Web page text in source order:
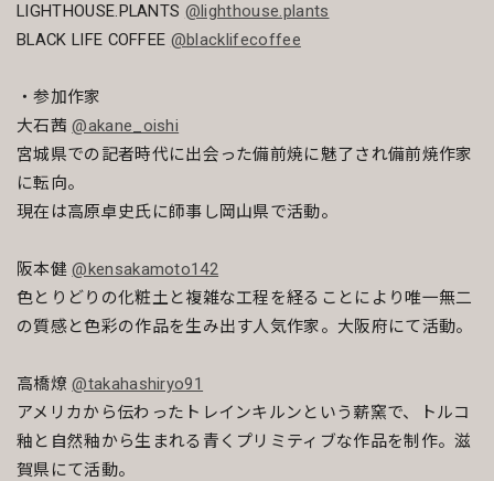
LIGHTHOUSE.PLANTS @lighthouse.plants
BLACK LIFE COFFEE @blacklifecoffee
・参加作家
大石茜@akane_oishi
宮城県での記者時代に出会った備前焼に魅了され備前焼作家
に転向。
現在は高原卓史氏に師事し岡山県で活動。
阪本健@kensakamoto142
色とりどりの化粧土と複雑な工程を経ることにより唯一無二
の質感と色彩の作品を生み出す人気作家。大阪府にて活動。
高橋燎@takahashiryo91
アメリカから伝わったトレインキルンという薪窯で、トルコ
釉と自然釉から生まれる青くプリミティブな作品を制作。滋
賀県にて活動。